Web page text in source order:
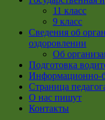
11 класс
9 класс
Сведения об
оздоровлении
Об
Подготовка
Информационно-
Страница
О нас пишут
Контакты